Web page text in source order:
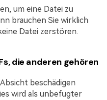
um eine Datei zu
brauchen Sie wirklich
Datei zerstören.
die anderen gehören
beschädigen
wird als unbefugter